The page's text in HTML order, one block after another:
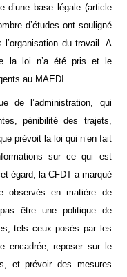
d’une base légale (article
d’études ont souligné
du travail. A
la loi n’a été pris et le
au MAEDI.
de l’administration, qui
pénibilité des trajets,
prévoit la loi qui n’en fait
sur ce qui est
égard, la CFDT a marqué
observés en matière de
être une politique de
tels ceux posés par les
encadrée, reposer sur le
et prévoir des mesures